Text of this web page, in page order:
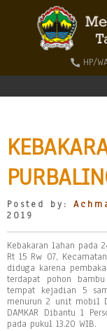
HP/
Posted by:
2019
Kebakaran lahan pada
Rt 15 Rw 07,
diduga karena
terdapat pohon
tempat kejadian 5
menurun 2 unit mobil
DAMKAR Dibantu 1
pada pukul 13.20 WIB.